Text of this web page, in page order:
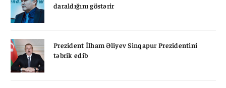
daraldığını göstərir
Prezident İlham Əliyev Sinqapur Prezidentini
təbrik edib